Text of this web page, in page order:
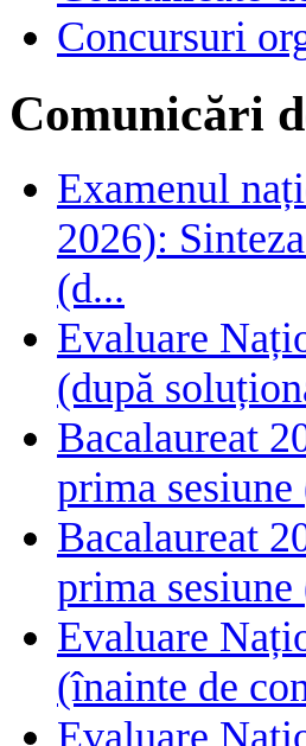
Concursuri
Comunicări
Examenul
2026):
(d...
Evaluare
(după
Bacalaureat
prima
Bacalaureat
prima
Evaluare
(înainte de